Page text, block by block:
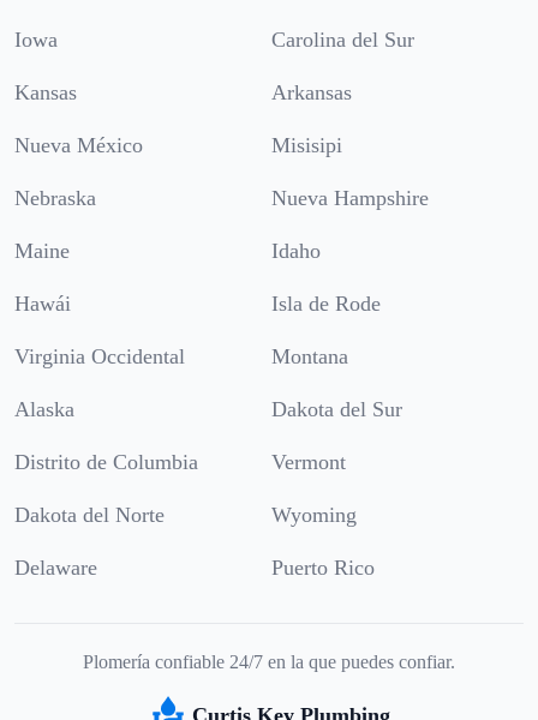
Iowa Carolina del Sur
Kansas Arkansas
Nueva México Misisipi
Nebraska Nueva Hampshire
Maine Idaho
Hawái Isla de Rode
Virginia Occidental Montana
Alaska Dakota del Sur
Distrito de Columbia Vermont
Dakota del Norte Wyoming
Delaware Puerto Rico
Plomería confiable 24/7 en la que puedes confiar.
Curtis Key Plumbing